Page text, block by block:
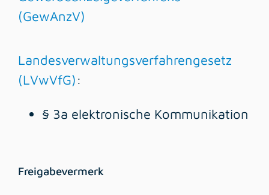
(GewAnzV)
Landesverwaltungsverfahrengesetz
(LVwVfG):
§ 3a elektronische Kommunikation
Freigabevermerk